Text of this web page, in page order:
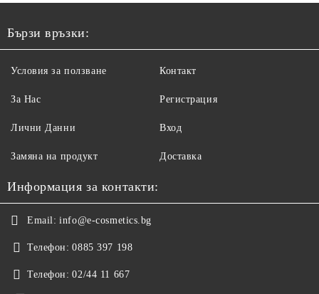
Бързи връзки:
Условия за ползване
За Нас
Лични Данни
Замяна на продукт
Контакт
Регистрация
Вход
Доставка
Информация за контакти:
Email: info@e-cosmetics.bg
Телефон: 0885 397 198
Телефон: 02/44 11 667